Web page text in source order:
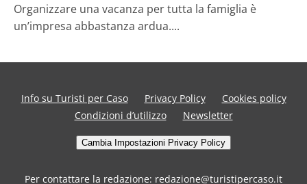
Organizzare una vacanza per tutta la famiglia è
un’impresa abbastanza ardua....
Info su Turisti per Caso Privacy Policy
Cookies policy
Condizioni d’utilizzo
Newsletter
Cambia Impostazioni Privacy Policy
Per contattare la redazione: redazione@turistipercaso.it